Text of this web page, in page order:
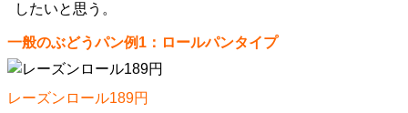
したいと思う。
一般のぶどうパン例1：ロールパンタイプ
レーズンロール189円